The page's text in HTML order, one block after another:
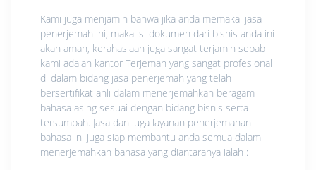
Kami juga menjamin bahwa jika anda memakai jasa
penerjemah ini, maka isi dokumen dari bisnis anda ini
akan aman, kerahasiaan juga sangat terjamin sebab
kami adalah kantor Terjemah yang sangat profesional
di dalam bidang jasa penerjemah yang telah
bersertifikat ahli dalam menerjemahkan beragam
bahasa asing sesuai dengan bidang bisnis serta
tersumpah. Jasa dan juga layanan penerjemahan
bahasa ini juga siap membantu anda semua dalam
menerjemahkan bahasa yang diantaranya ialah :